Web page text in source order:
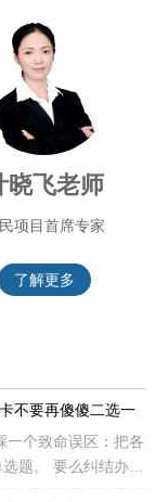
晓飞老师
项目首席专家
了解更多
不要再傻傻二选一
一个致命误区：把各
结办哪